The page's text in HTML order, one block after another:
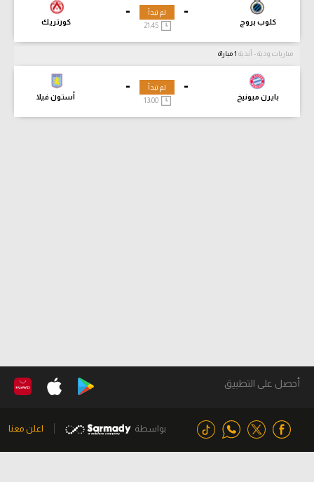
-
كلوب بروج
-
كورتريك
لم تبدأ
21:45
مباريات ودية - أندية
-
بايرن ميونيخ
-
أستون فيلا
لم تبدأ
13:00
أحصل على التطبيق
بواسطة اعلن معنا